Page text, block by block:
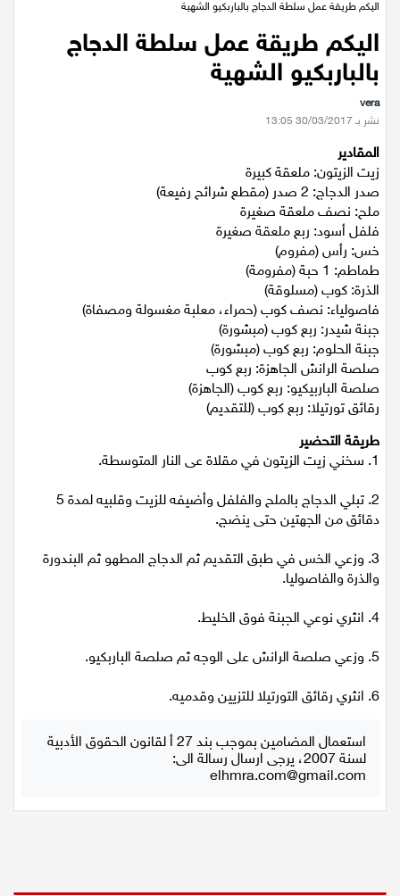
عيلبون
دير حنا
سخنين
عرابة
اخبار عالمية
رياضة
رياضة محلية
رياضة عالمية
تقارير خاصة
اقتصاد
مطبخ
صحة وطب
تكنولوجيا
ستوديو انتخابات 2022
اليكم طريقة عمل سلطة الدجاج بالباربكيو الشهية
اليكم طريقة عمل سلطة الدجاج
بالباربكيو الشهية
vera
نشر بـ 30/03/2017 13:05
المقادير
زيت الزيتون: ملعقة كبيرة
صدر الدجاج: 2 صدر (مقطع شرائح رفيعة)
ملح: نصف ملعقة صغيرة
فلفل أسود: ربع ملعقة صغيرة
خس: رأس (مفروم)
طماطم: 1 حبة (مفرومة)
الذرة: كوب (مسلوقة)
فاصولياء: نصف كوب (حمراء، معلبة مغسولة ومصفاة)
جبنة شيدر: ربع كوب (مبشورة)
جبنة الحلوم: ربع كوب (مبشورة)
صلصة الرانش الجاهزة: ربع كوب
صلصة الباربيكيو: ربع كوب (الجاهزة)
رقائق تورتيلا: ربع كوب (للتقديم)
طريقة التحضير
1. سخني زيت الزيتون في مقلاة عى النار المتوسطة.
2. تبلي الدجاج بالملح والفلفل وأضيفه للزيت وقلبيه لمدة 5
دقائق من الجهتين حتى ينضج.
3. وزعي الخس في طبق التقديم ثم الدجاج المطهو ثم البندورة
والذرة والفاصوليا.
4. انثري نوعي الجبنة فوق الخليط.
5. وزعي صلصة الرانش على الوجه ثم صلصة الباربكيو.
6. انثري رقائق التورتيلا للتزيين وقدميه.
استعمال المضامين بموجب بند 27 أ لقانون الحقوق الأدبية
لسنة 2007، يرجى ارسال رسالة الى:
elhmra.com@gmail.com